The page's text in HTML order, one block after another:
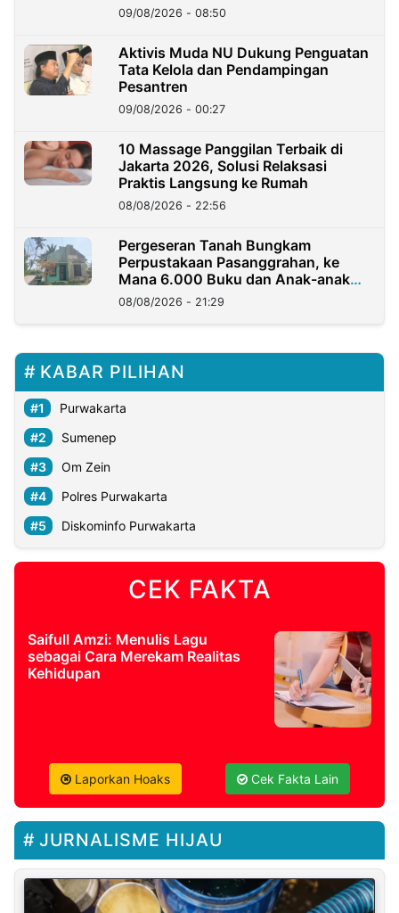
09/08/2026 - 08:50
Aktivis Muda NU Dukung Penguatan
Tata Kelola dan Pendampingan
Pesantren
09/08/2026 - 00:27
10 Massage Panggilan Terbaik di
Jakarta 2026, Solusi Relaksasi
Praktis Langsung ke Rumah
08/08/2026 - 22:56
Pergeseran Tanah Bungkam
Perpustakaan Pasanggrahan, ke
Mana 6.000 Buku dan Anak-anak
Kini?
08/08/2026 - 21:29
KABAR PILIHAN
Purwakarta
Sumenep
Om Zein
Polres Purwakarta
Diskominfo Purwakarta
CEK FAKTA
Saifull Amzi: Menulis Lagu
sebagai Cara Merekam Realitas
Kehidupan
Laporkan Hoaks Cek Fakta Lain
JURNALISME HIJAU